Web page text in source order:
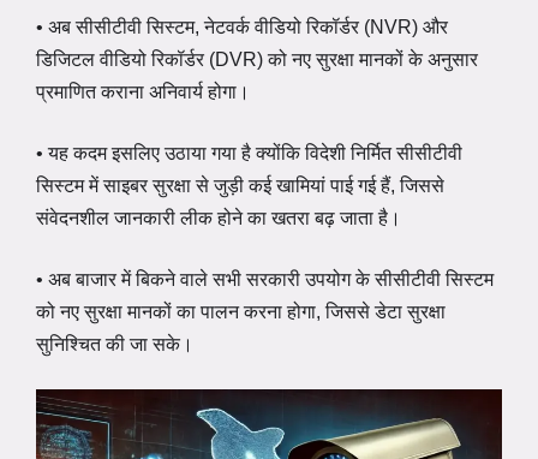
• अब सीसीटीवी सिस्टम, नेटवर्क वीडियो रिकॉर्डर (NVR) और
डिजिटल वीडियो रिकॉर्डर (DVR) को नए सुरक्षा मानकों के अनुसार
प्रमाणित कराना अनिवार्य होगा।
• यह कदम इसलिए उठाया गया है क्योंकि विदेशी निर्मित सीसीटीवी
सिस्टम में साइबर सुरक्षा से जुड़ी कई खामियां पाई गई हैं, जिससे
संवेदनशील जानकारी लीक होने का खतरा बढ़ जाता है।
• अब बाजार में बिकने वाले सभी सरकारी उपयोग के सीसीटीवी सिस्टम
को नए सुरक्षा मानकों का पालन करना होगा, जिससे डेटा सुरक्षा
सुनिश्चित की जा सके।